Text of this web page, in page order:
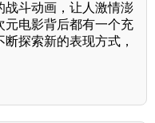
战斗动画，让人激情澎
元电影背后都有一个充
探索新的表现方式，